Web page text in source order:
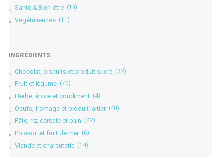
Santé & Bien-être (18)
Végétariennes (11)
INGRÉDIENTS
Chocolat, biscuits et produit sucré (32)
Fruit et légume (70)
Herbe, épice et condiment (4)
Oeufs, fromage et produit laitier (40)
Pâte, riz, céréale et pain (42)
Poisson et fruit de mer (6)
Viande et charcuterie (14)